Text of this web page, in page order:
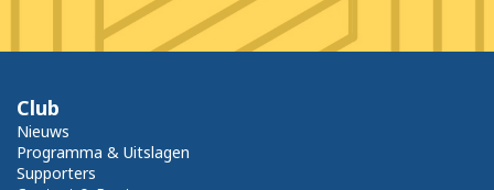
Club
Nieuws
Programma & Uitslagen
Supporters